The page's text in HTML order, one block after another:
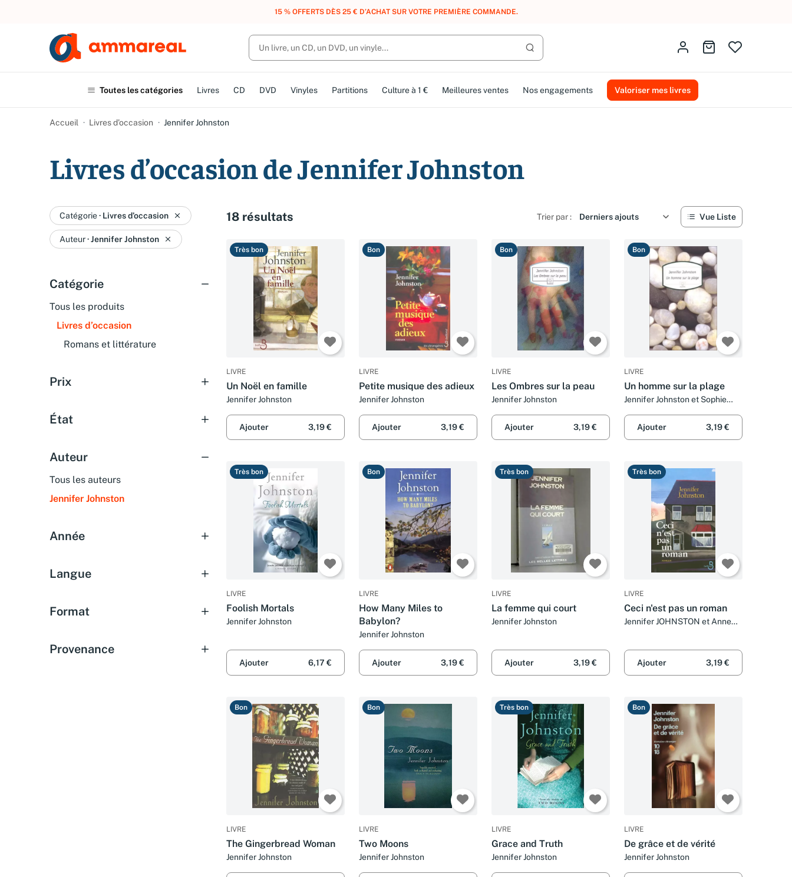
UN ACHAT, DES POINTS, DES RÉCOMPENSES :REJOIGNEZ GRATUITEMENT LE CLUB AMMAREAL.
Lancer la recherche
Identifiez-vousAller au panier
Toutes les catégories Livres CD DVD Vinyles Partitions Culture à 1 € Meilleures ventes Nos engagements Valoriser mes livres
Accueil Livres d’occasion Jennifer Johnston
Livres d’occasion de Jennifer Johnston
Catégorie· Livres d’occasion
Auteur·Jennifer Johnston
Catégorie
Tous les produits
Livres d’occasion
Romans et littérature
Prix
État
Auteur
Tous les auteurs
Jennifer Johnston
Année
Langue
Format
Provenance
18 résultats Trier par : Vue Liste
Très bon
LIVRE
Un Noël en famille
Jennifer Johnston
Ajouter 3,19 €
Bon
LIVRE
Petite musique des adieux
Jennifer Johnston
Ajouter 3,19 €
Bon
LIVRE
Les Ombres sur la peau
Jennifer Johnston
Ajouter 3,19 €
Bon
LIVRE
Un homme sur la plage
Jennifer Johnston et Sophie
Ajouter
3,19 €
Très bon
LIVRE
Foolish Mortals
Jennifer Johnston
Ajouter 6,17 €
Bon
LIVRE
How Many Miles to
Babylon?
Jennifer Johnston
Ajouter 3,19 €
Très bon
LIVRE
La femme qui court
Jennifer Johnston
Ajouter 3,19 €
Très bon
LIVRE
Ceci n'est pas un roman
Jennifer JOHNSTON et Anne
Ajouter 3,19 €
Bon
LIVRE
The Gingerbread Woman
Jennifer Johnston
Bon
LIVRE
Two Moons
Jennifer Johnston
Très bon
LIVRE
Grace and Truth
Jennifer Johnston
Bon
LIVRE
De grâce et de vérité
Jennifer Johnston